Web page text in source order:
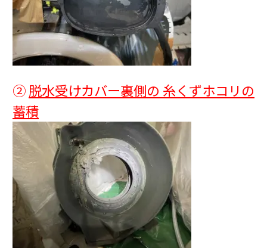
②脱水受けカバー裏側の 糸くずホコリの
蓄積